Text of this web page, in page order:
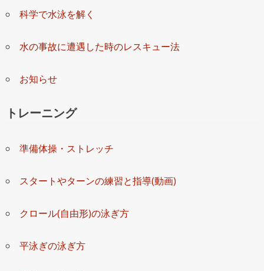
科学で水泳を解く
水の事故に遭遇した時のレスキュー法
お知らせ
トレーニング
準備体操・ストレッチ
スタートやターンの練習と指導(動画)
クロール(自由形)の泳ぎ方
平泳ぎの泳ぎ方